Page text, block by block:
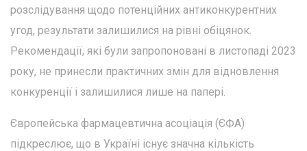
розслідування щодо потенційних антиконкурентних
угод, результати залишилися на рівні обіцянок.
Рекомендації, які були запропоновані в листопаді 2023
року, не принесли практичних змін для відновлення
конкуренції і залишилися лише на папері.
Європейська фармацевтична асоціація (ЄФА)
підкреслює, що в Україні існує значна кількість